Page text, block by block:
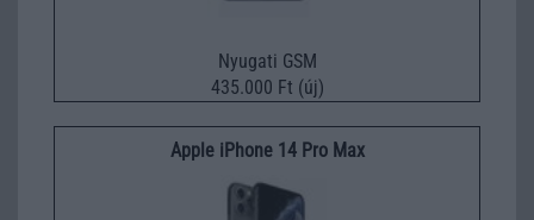
Nyugati GSM
435.000 Ft (új)
Apple iPhone 14 Pro Max